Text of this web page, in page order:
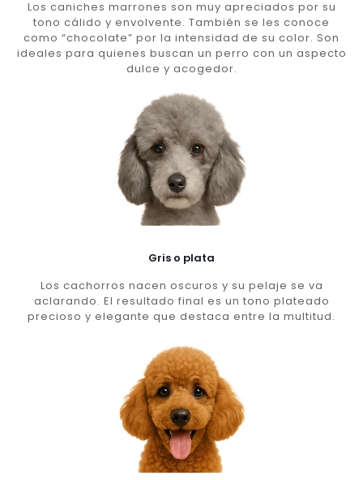
Los caniches marrones son muy apreciados por su
tono cálido y envolvente. También se les conoce
como “chocolate” por la intensidad de su color. Son
ideales para quienes buscan un perro con un aspecto
dulce y acogedor.
Gris o plata
Los cachorros nacen oscuros y su pelaje se va
aclarando. El resultado final es un tono plateado
precioso y elegante que destaca entre la multitud.